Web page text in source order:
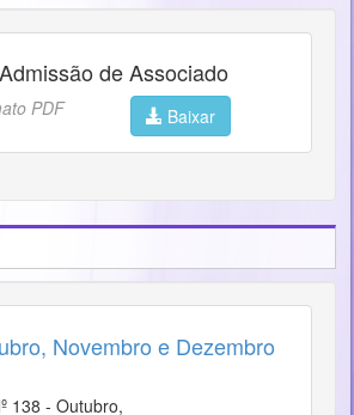
de Associado
PDF Baixar
Novembro e Dezembro